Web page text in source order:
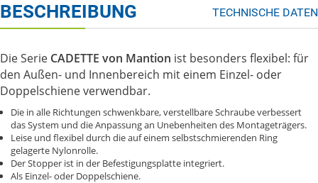
BESCHREIBUNG TECHNISCHE DATEN
Die Serie CADETTE von Mantion ist besonders flexibel: für
den Außen- und Innenbereich mit einem Einzel- oder
Doppelschiene verwendbar.
Die in alle Richtungen schwenkbare, verstellbare Schraube verbessert
das System und die Anpassung an Unebenheiten des Montageträgers.
Leise und flexibel durch die auf einem selbstschmierenden Ring
gelagerte Nylonrolle.
Der Stopper ist in der Befestigungsplatte integriert.
Als Einzel- oder Doppelschiene.